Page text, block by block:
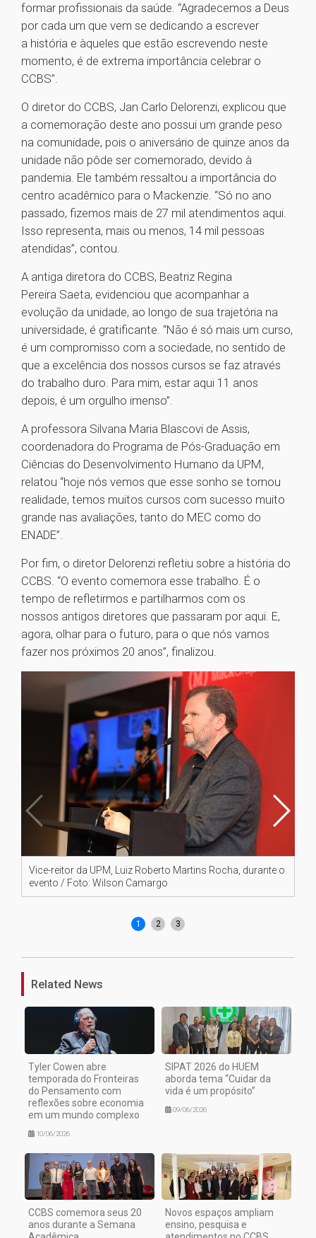
formar profissionais da saúde. “Agradecemos a Deus
por cada um que vem se dedicando a escrever
a história e àqueles que estão escrevendo neste
momento, é de extrema importância celebrar o
CCBS”.
O diretor do CCBS, Jan Carlo Delorenzi, explicou que
a comemoração deste ano possui um grande peso
na comunidade, pois o aniversário de quinze anos da
unidade não pôde ser comemorado, devido à
pandemia. Ele também ressaltou a importância do
centro acadêmico para o Mackenzie. “Só no ano
passado, fizemos mais de 27 mil atendimentos aqui.
Isso representa, mais ou menos, 14 mil pessoas
atendidas”, contou.
A antiga diretora do CCBS, Beatriz Regina
Pereira Saeta, evidenciou que acompanhar a
evolução da unidade, ao longo de sua trajetória na
universidade, é gratificante. “Não é só mais um curso,
é um compromisso com a sociedade, no sentido de
que a excelência dos nossos cursos se faz através
do trabalho duro. Para mim, estar aqui 11 anos
depois, é um orgulho imenso”.
A professora Silvana Maria Blascovi de Assis,
coordenadora do Programa de Pós-Graduação em
Ciências do Desenvolvimento Humano da UPM,
relatou “hoje nós vemos que esse sonho se tornou
realidade, temos muitos cursos com sucesso muito
grande nas avaliações, tanto do MEC como do
ENADE”.
Por fim, o diretor Delorenzi refletiu sobre a história do
CCBS. “O evento comemora esse trabalho. É o
tempo de refletirmos e partilharmos com os
nossos antigos diretores que passaram por aqui. E,
agora, olhar para o futuro, para o que nós vamos
fazer nos próximos 20 anos”, finalizou.
Vice-reitor da UPM, Luiz Roberto Martins Rocha, durante o
evento / Foto: Wilson Camargo
1 2 3
Related News
Tyler Cowen abre
temporada do Fronteiras
do Pensamento com
reflexões sobre economia
em um mundo complexo
10/06/2026
SIPAT 2026 do HUEM
aborda tema “Cuidar da
vida é um propósito”
09/06/2026
CCBS comemora seus 20
anos durante a Semana
Novos espaços ampliam
ensino, pesquisa e